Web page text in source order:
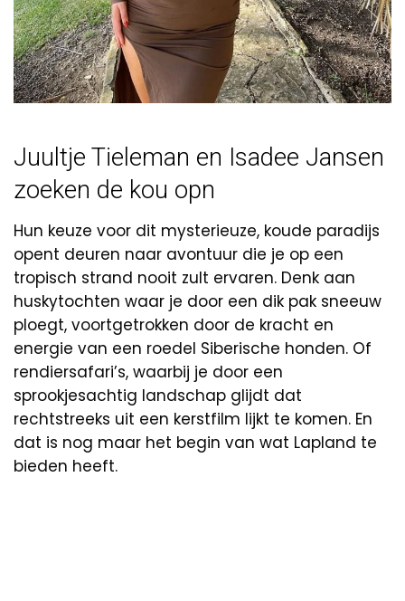
Juultje Tieleman en Isadee Jansen
zoeken de kou opn
Hun keuze voor dit mysterieuze, koude paradijs
opent deuren naar avontuur die je op een
tropisch strand nooit zult ervaren. Denk aan
huskytochten waar je door een dik pak sneeuw
ploegt, voortgetrokken door de kracht en
energie van een roedel Siberische honden. Of
rendiersafari’s, waarbij je door een
sprookjesachtig landschap glijdt dat
rechtstreeks uit een kerstfilm lijkt te komen. En
dat is nog maar het begin van wat Lapland te
bieden heeft.